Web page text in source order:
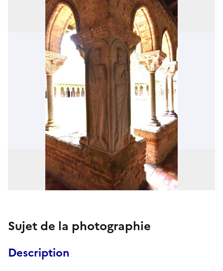
Sujet de la photographie
Description